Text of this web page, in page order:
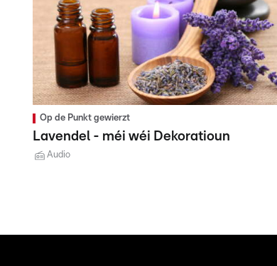
Op de Punkt gewierzt
Lavendel - méi wéi Dekoratioun
Audio